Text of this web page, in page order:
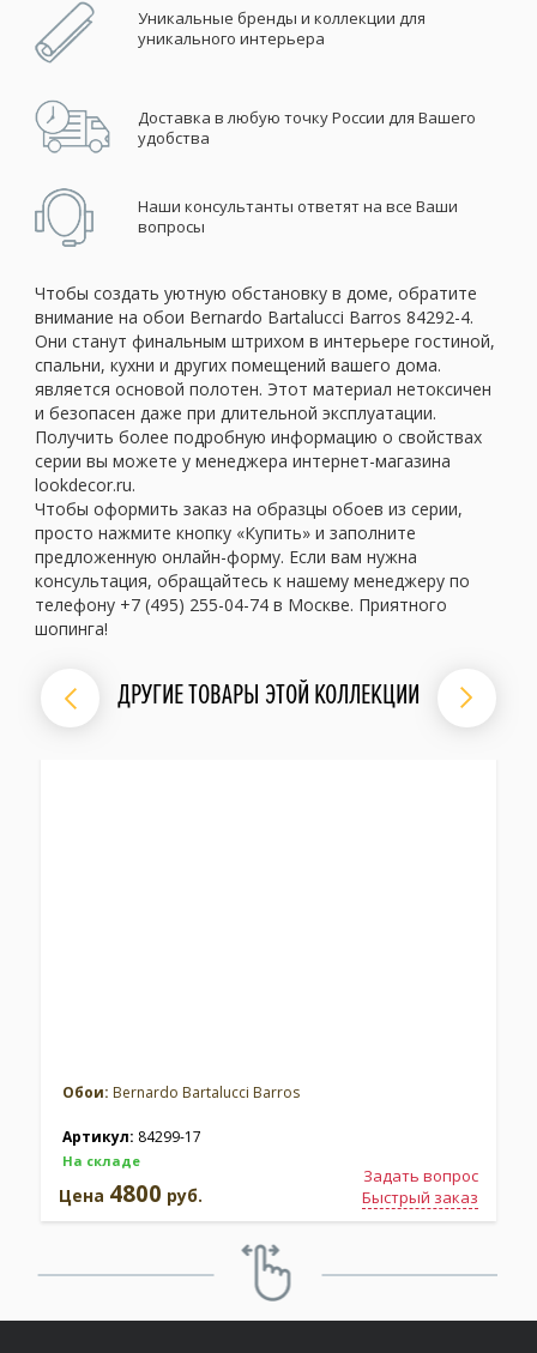
Уникальные бренды и коллекции для
уникального интерьера
Доставка в любую точку России для Вашего
удобства
Наши консультанты ответят на все Ваши
вопросы
Чтобы создать уютную обстановку в доме, обратите
внимание на обои Bernardo Bartalucci Barros 84292-4.
Они станут финальным штрихом в интерьере гостиной,
спальни, кухни и других помещений вашего дома.
является основой полотен. Этот материал нетоксичен
и безопасен даже при длительной эксплуатации.
Получить более подробную информацию о свойствах
серии вы можете у менеджера интернет-магазина
lookdecor.ru.
Чтобы оформить заказ на образцы обоев из серии,
просто нажмите кнопку «Купить» и заполните
предложенную онлайн-форму. Если вам нужна
консультация, обращайтесь к нашему менеджеру по
телефону +7 (495) 255-04-74 в Москве. Приятного
шопинга!
ДРУГИЕ ТОВАРЫ ЭТОЙ КОЛЛЕКЦИИ
Обои: Bernardo Bartalucci Barros
Артикул: 84299-17
На складе
Задать вопрос
Быстрый заказ
Цена 4800 руб.